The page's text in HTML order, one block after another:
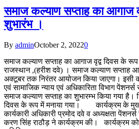
समाज कल्याण सप्ताह का आगाज
शुभारंभ ।
By adminOctober 2, 20220
समाज कल्याण सप्ताह का आगाज वृद्व दिवस के रूप
राजस्थान ,(हरीश दवे) । समाज कल्याण सप्ताह
अक्टूबर तक निरंतर आयोजन किया जाएगा।
एवं सामाजिक न्याय एवं अधिकारिता विभाग
समाज कल्याण सप्ताह का शुभारम्भ किया गया है।
दिवस के रूप में मनाया गया। कार्यक्रम के
कार्यकारी अधिकारी प्रमोद दवे व अध्यक्षता
करण सिंह राठौड़ ने कार्यक्रम की। कार्यक्रम